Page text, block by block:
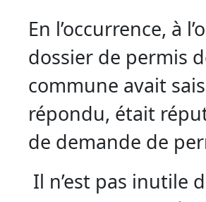
En l’occurrence, à
dossier de permis
commune avait
répondu, était
de demande de
Il n’est pas inutile